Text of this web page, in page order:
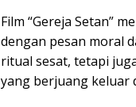
Film “Gereja Setan”
dengan pesan moral
ritual sesat, tetapi
yang berjuang keluar